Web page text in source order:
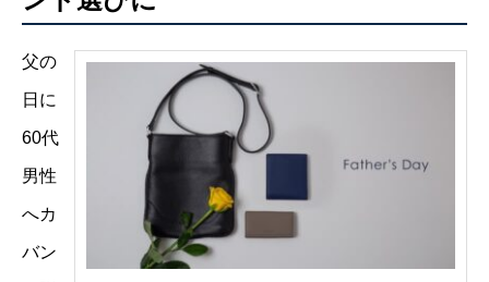
父の
日に
60代
男性
へカ
バン